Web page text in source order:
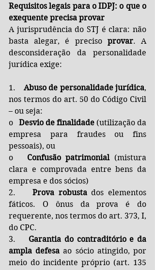
Requisitos legais para o IDPJ: o que o
exequente precisa provar
A jurisprudência do STJ é clara: não
basta alegar, é preciso provar. A
desconsideração da personalidade
jurídica exige:
1. Abuso de personalidade jurídica,
nos termos do art. 50 do Código Civil
– ou seja:
o Desvio de finalidade (utilização da
empresa para fraudes ou fins
pessoais), ou
o Confusão patrimonial (mistura
clara e comprovada entre bens da
empresa e dos sócios)
2. Prova robusta dos elementos
fáticos. O ônus da prova é do
requerente, nos termos do art. 373, I,
do CPC.
3. Garantia do contraditório e da
ampla defesa ao sócio atingido, por
meio do incidente próprio (art. 135